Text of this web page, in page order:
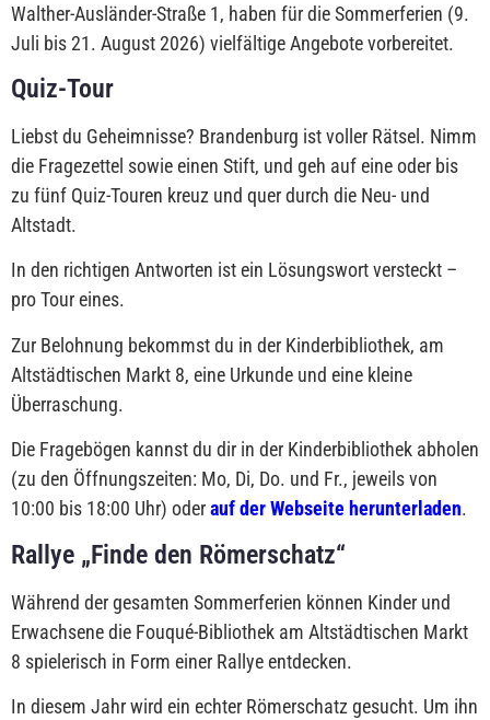
Walther-Ausländer-Straße 1, haben für die Sommerferien (9.
Juli bis 21. August 2026) vielfältige Angebote vorbereitet.
Quiz-Tour
Liebst du Geheimnisse? Brandenburg ist voller Rätsel. Nimm
die Fragezettel sowie einen Stift, und geh auf eine oder bis
zu fünf Quiz-Touren kreuz und quer durch die Neu- und
Altstadt.
In den richtigen Antworten ist ein Lösungswort versteckt –
pro Tour eines.
Zur Belohnung bekommst du in der Kinderbibliothek, am
Altstädtischen Markt 8, eine Urkunde und eine kleine
Überraschung.
Die Fragebögen kannst du dir in der Kinderbibliothek abholen
(zu den Öffnungszeiten: Mo, Di, Do. und Fr., jeweils von
10:00 bis 18:00 Uhr) oderauf der Webseite herunterladen.
Rallye „Finde den Römerschatz“
Während der gesamten Sommerferien können Kinder und
Erwachsene die Fouqué-Bibliothek am Altstädtischen Markt
8 spielerisch in Form einer Rallye entdecken.
In diesem Jahr wird ein echter Römerschatz gesucht. Um ihn